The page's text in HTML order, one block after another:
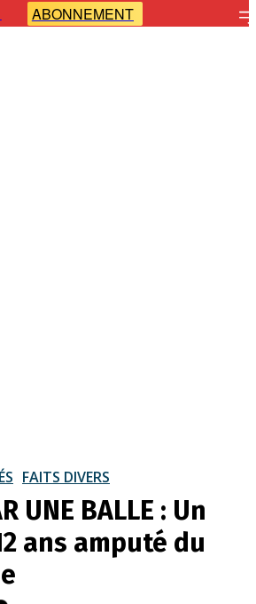
ABONNEMENT
FAITS DIVERS
UNE BALLE : Un
ans amputé du